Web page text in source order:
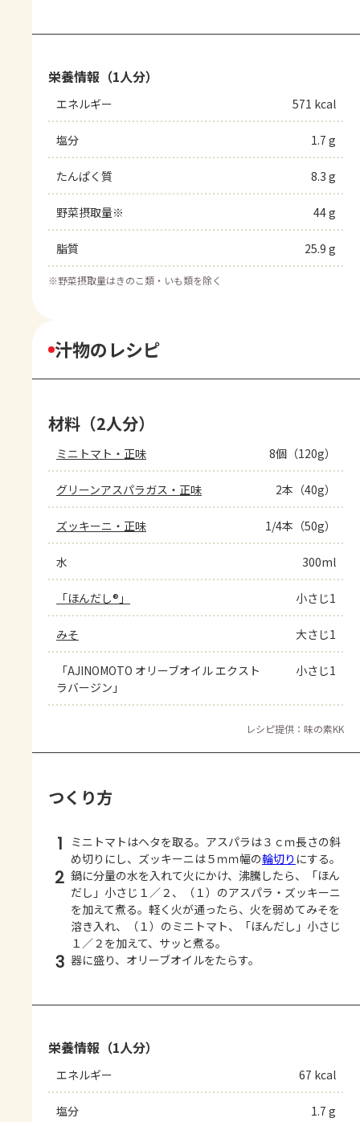
栄養情報（1人分）
エネルギー 571 kcal
塩分 1.7 g
たんぱく質 8.3 g
野菜摂取量※ 44 g
脂質 25.9 g
※野菜摂取量はきのこ類・いも類を除く
汁物のレシピ
材料（2人分）
ミニトマト・正味 8個（120g）
グリーンアスパラガス・正味 2本（40g）
ズッキーニ・正味 1/4本（50g）
水 300ml
「ほんだし®」 小さじ1
みそ 大さじ1
「AJINOMOTO オリーブオイル エクスト
ラバージン」
小さじ1
レシピ提供：味の素KK
つくり方
1
ミニトマトはヘタを取る。アスパラは３ｃｍ長さの斜
め切りにし、ズッキーニは５ｍｍ幅の輪切り にする。
2 鍋に分量の水を入れて火にかけ、沸騰したら、「ほん
だし」小さじ１／２、（１）のアスパラ・ズッキーニ
を加えて煮る。軽く火が通ったら、火を弱めてみそを
溶き入れ、（１）のミニトマト、「ほんだし」小さじ
１／２を加えて、サッと煮る。
3 器に盛り、オリーブオイルをたらす。
栄養情報（1人分）
エネルギー 67 kcal
塩分 1.7 g